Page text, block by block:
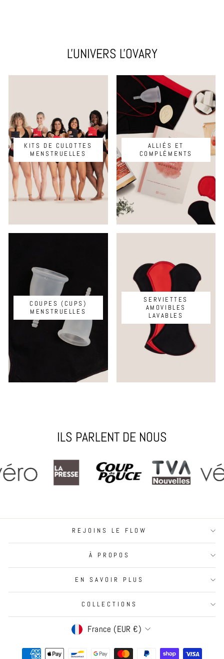
L'UNIVERS L'OVARY
KITS DE CULOTTES
MENSTRUELLES
ALLIÉS ET
COMPLÉMENTS
COUPES (CUPS)
MENSTRUELLES
SERVIETTES
AMOVIBLES
LAVABLES
ILS PARLENT DE NOUS
REJOINS LE FLOW
À PROPOS
EN SAVOIR PLUS
COLLECTIONS
Devise
France (EUR €)